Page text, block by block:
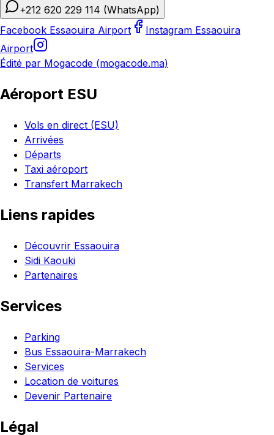
+212 620 229 114 (WhatsApp)
Facebook Essaouira Airport
Instagram Essaouira
Airport
Édité par Mogacode (mogacode.ma)
Aéroport ESU
Vols en direct (ESU)
Arrivées
Départs
Taxi aéroport
Transfert Marrakech
Liens rapides
Découvrir Essaouira
Sidi Kaouki
Partenaires
Services
Parking
Bus Essaouira-Marrakech
Services
Location de voitures
Devenir Partenaire
Légal